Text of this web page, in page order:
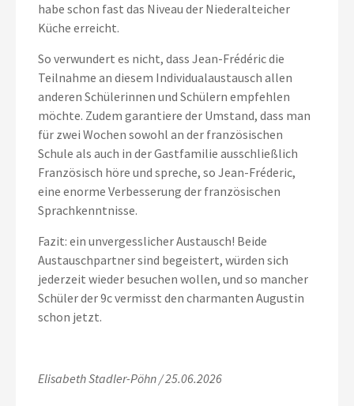
habe schon fast das Niveau der Niederalteicher
Küche erreicht.
So verwundert es nicht, dass Jean-Frédéric die
Teilnahme an diesem Individualaustausch allen
anderen Schülerinnen und Schülern empfehlen
möchte. Zudem garantiere der Umstand, dass man
für zwei Wochen sowohl an der französischen
Schule als auch in der Gastfamilie ausschließlich
Französisch höre und spreche, so Jean-Fréderic,
eine enorme Verbesserung der französischen
Sprachkenntnisse.
Fazit: ein unvergesslicher Austausch! Beide
Austauschpartner sind begeistert, würden sich
jederzeit wieder besuchen wollen, und so mancher
Schüler der 9c vermisst den charmanten Augustin
schon jetzt.
Elisabeth Stadler-Pöhn / 25.06.2026